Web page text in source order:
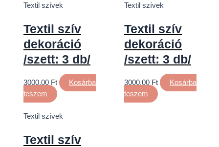
Textil szívek
Textil szív
dekoráció
/szett: 3 db/
3000,00 Ft
Kosárba
teszem
Textil szívek
Textil szív
dekoráció
/szett: 3 db/
3000,00 Ft
Kosárba
teszem
Textil szívek
Textil szív